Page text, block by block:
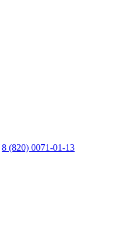
8 (820) 0071-01-13